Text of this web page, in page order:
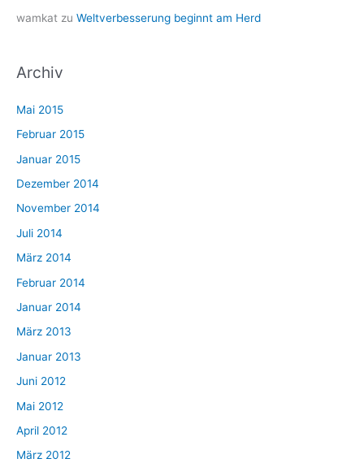
wamkat zu Weltverbesserung beginnt am Herd
Archiv
Mai 2015
Februar 2015
Januar 2015
Dezember 2014
November 2014
Juli 2014
März 2014
Februar 2014
Januar 2014
März 2013
Januar 2013
Juni 2012
Mai 2012
April 2012
März 2012